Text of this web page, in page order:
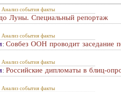
Анализ события факты
Луны. Специальный репортаж
Анализ события факты
: Совбез ООН проводит заседание
Анализ события факты
: Российские дипломаты в блиц-
Анализ события факты